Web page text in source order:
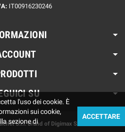
IT00916230246
SU
S.r.l. brand of Digimax S.r.l.
l'uso dei cookie. È
sui cookie,
sezione di
ACCETTARE